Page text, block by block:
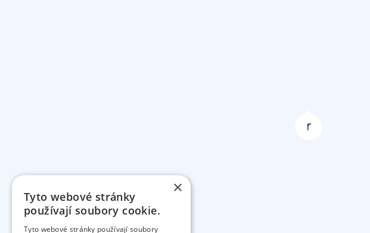
×
Tyto webové stránky
používají soubory cookie.
Tyto webové stránky používají soubory